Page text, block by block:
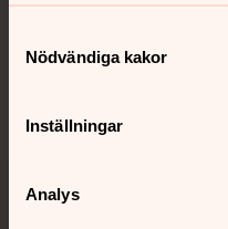
Nödvändiga kakor
Inställningar
Analys
Jourhavande präst